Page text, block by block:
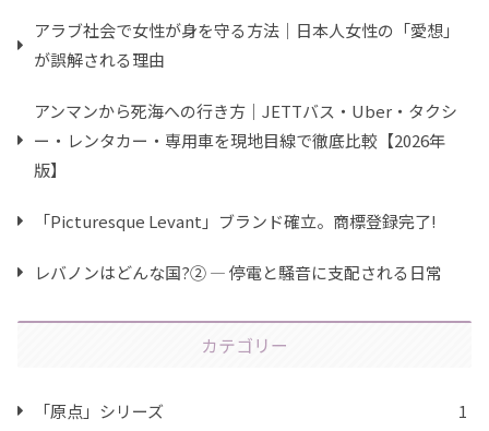
アラブ社会で女性が身を守る方法｜日本人女性の「愛想」
が誤解される理由
アンマンから死海への行き方｜JETTバス・Uber・タクシ
ー・レンタカー・専用車を現地目線で徹底比較【2026年
版】
「Picturesque Levant」ブランド確立。商標登録完了!
レバノンはどんな国?② ― 停電と騒音に支配される日常
カテゴリー
「原点」シリーズ 1